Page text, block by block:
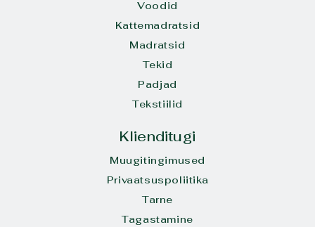
Voodid
Kattemadratsid
Madratsid
Tekid
Padjad
Tekstiilid
Klienditugi
Muugitingimused
Privaatsuspoliitika
Tarne
Tagastamine